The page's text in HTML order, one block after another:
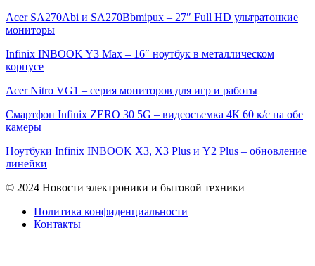
Acer SA270Abi и SA270Bbmipux – 27″ Full HD ультратонкие
мониторы
Infinix INBOOK Y3 Max – 16″ ноутбук в металлическом
корпусе
Acer Nitro VG1 – серия мониторов для игр и работы
Смартфон Infinix ZERO 30 5G – видеосъемка 4К 60 к/с на обе
камеры
Ноутбуки Infinix INBOOK X3, X3 Plus и Y2 Plus – обновление
линейки
© 2024 Новости электроники и бытовой техники
Политика конфиденциальности
Контакты